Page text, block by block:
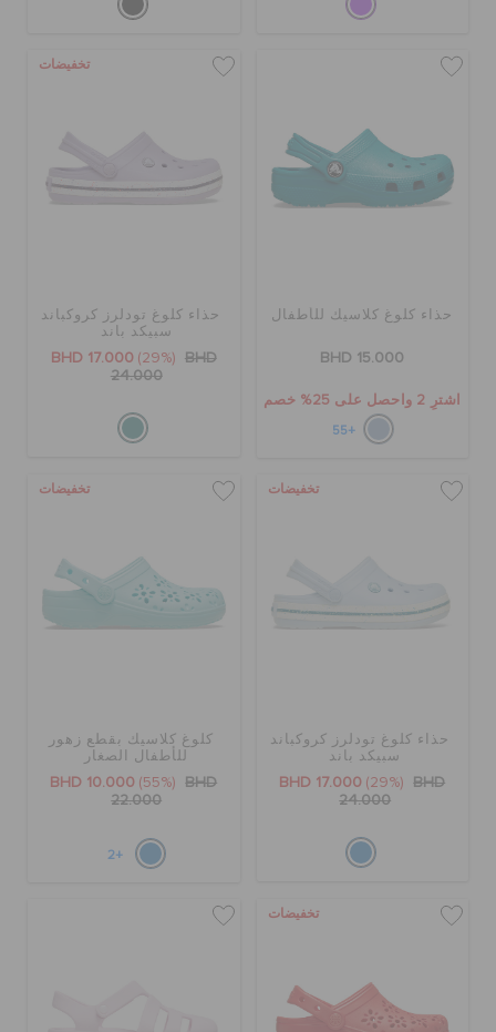
تسجيل الدخول / اشتراك
قائمة الامنيات
تحديد موقع المتجر
الطلبيات المرتجعة
خدمة العملاء
حذاء كلوغ كلاسيك للأطفال
BHD 15.000
اشترِ 2 واحصل على 25% خصم
+55
تخفيضات
حذاء كلوغ تودلرز كروكباند
سبيكد باند
BHD 17.000 (29%)
BHD
24.000
تخفيضات
حذاء كلوغ تودلرز كروكباند
سبيكد باند
BHD 17.000 (29%)
BHD
24.000
تخفيضات
كلوغ كلاسيك بقطع زهور
للأطفال الصغار
BHD 10.000 (55%)
BHD
22.000
+2
تخفيضات